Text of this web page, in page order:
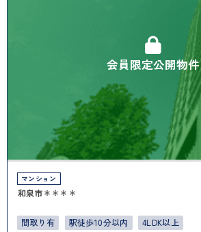
会員限定公開物件
マンション
和泉市＊＊＊＊
間取り有 駅徒歩10分以内 4LDK以上